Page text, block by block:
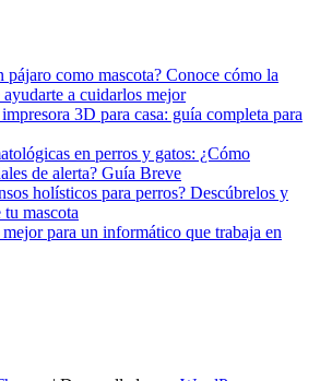
pájaro como mascota? Conoce cómo la
a cuidarlos mejor
3D para casa: guía completa para
en perros y gatos: ¿Cómo
de alerta? Guía Breve
holísticos para perros? Descúbrelos y
mascota
mejor para un informático que trabaja en